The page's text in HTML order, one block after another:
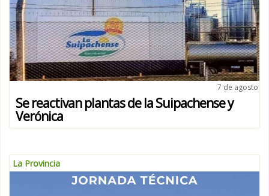
7 de agosto
Se reactivan plantas de la Suipachense y
Verónica
La Provincia